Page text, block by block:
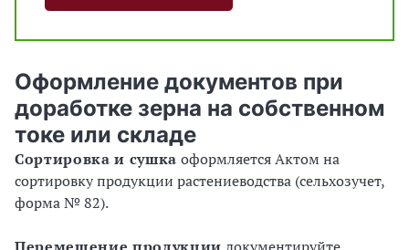
Оформление документов при
доработке зерна на собственном
токе или складе
Сортировка и сушка оформляется Актом на
сортировку продукции растениеводства (сельхозучет,
форма № 82).